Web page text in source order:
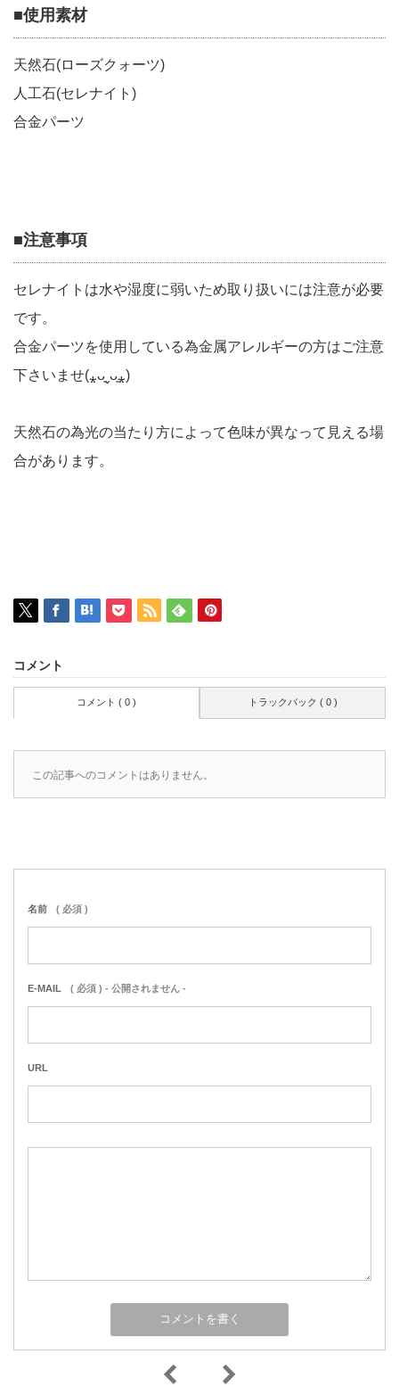
■使用素材
天然石(ローズクォーツ)
人工石(セレナイト)
合金パーツ
■注意事項
セレナイトは水や湿度に弱いため取り扱いには注意が必要
です。
合金パーツを使用している為金属アレルギーの方はご注意
下さいませ(⁎ᴗ͈ˬᴗ͈⁎)
天然石の為光の当たり方によって色味が異なって見える場
合があります。
コメント
コメント ( 0 ) トラックバック ( 0 )
この記事へのコメントはありません。
名前 ( 必須 )
E-MAIL ( 必須 ) - 公開されません -
URL